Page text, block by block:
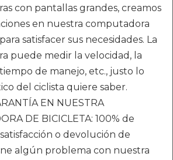
con pantallas grandes, creamos
en nuestra computadora
satisfacer sus necesidades. La
puede medir la velocidad, la
de manejo, etc., justo lo
del ciclista quiere saber.
EN NUESTRA
DE BICICLETA: 100% de
o devolución de
algún problema con nuestra